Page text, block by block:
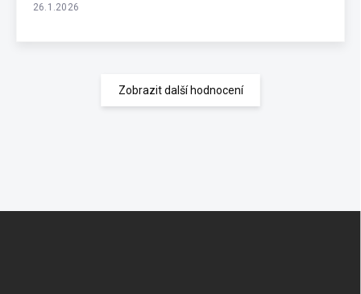
26.1.2026
Zobrazit další hodnocení